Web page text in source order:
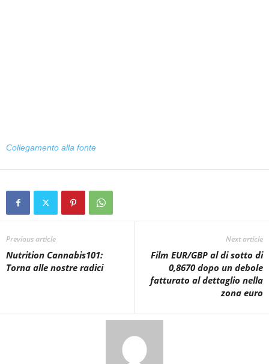
Collegamento alla fonte
Previous article
Nutrition Cannabis101:
Torna alle nostre radici
Next article
Film EUR/GBP al di sotto di
0,8670 dopo un debole
fatturato al dettaglio nella
zona euro